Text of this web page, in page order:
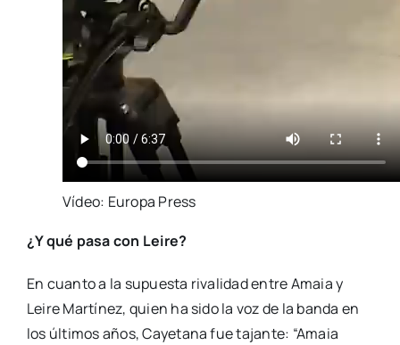
Vídeo: Europa Press
¿Y qué pasa con Leire?
En cuanto a la supuesta rivalidad entre Amaia y
Leire Martínez, quien ha sido la voz de la banda en
los últimos años, Cayetana fue tajante: “Amaia